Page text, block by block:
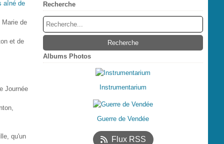
de
et de
Journée
qu'un
Recherche
Albums Photos
Instrumentarium
Guerre de Vendée
Flux RSS